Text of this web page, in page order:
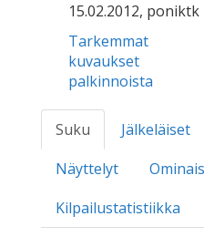
15.02.2012, poniktk
Tarkemmat
kuvaukset
palkinnoista
Suku Jälkeläiset
Näyttelyt
Kilpailustatistiikka